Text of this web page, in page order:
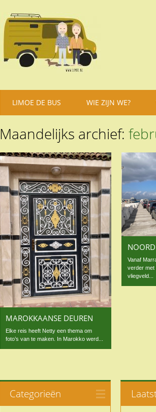
Hoofdmenu
naar
LIMOE DE BUS WIE ZIJN WE?
Maandelijks archief:
MAROKKAANSE DEUREN
Elke reis heeft Netty een thema om
foto’s van te maken. In Marokko werd...
Vanaf
verder met
vliegveld...
Categorieën